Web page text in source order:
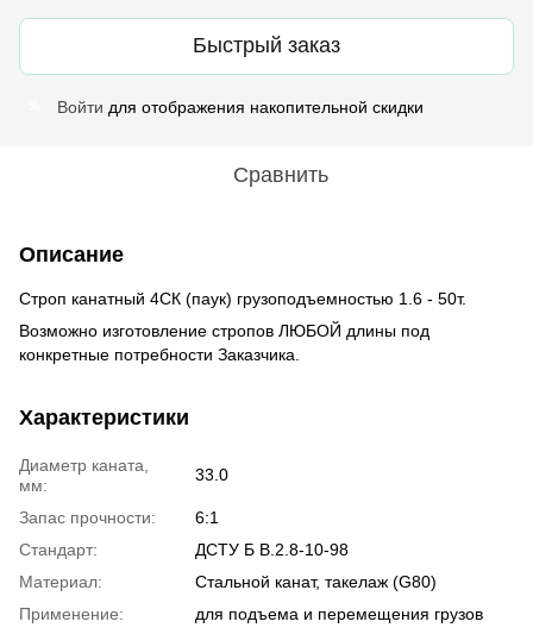
Быстрый заказ
Войти для отображения накопительной скидки
Сравнить
Описание
Строп канатный 4СК (паук) грузоподъемностью 1.6 - 50т.
Возможно изготовление стропов ЛЮБОЙ длины под
конкретные потребности Заказчика.
Характеристики
Диаметр каната,
мм:
33.0
Запас прочности:
6:1
Стандарт:
ДСТУ Б В.2.8-10-98
Материал:
Стальной канат, такелаж (G80)
Применение:
для подъема и перемещения грузов